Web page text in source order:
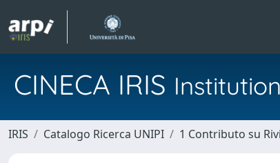
CINECA IRIS
IRIS Catalogo Ricerca UNIPI 1 Contributo su